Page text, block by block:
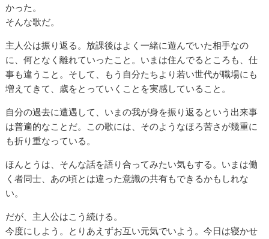
かった。
そんな歌だ。
主人公は振り返る。放課後はよく一緒に遊んでいた相手なの
に、何となく離れていったこと。いまは住んでるところも、仕
事も違うこと。そして、もう自分たちより若い世代が職場にも
増えてきて、歳をとっていくことを実感していること。
自分の過去に遭遇して、いまの我が身を振り返るという出来事
は普遍的なことだ。この歌には、そのようなほろ苦さが幾重に
も折り重なっている。
ほんとうは、そんな話を語り合ってみたい気もする。いまは働
く者同士、あの頃とは違った意識の共有もできるかもしれな
い。
だが、主人公はこう続ける。
今度にしよう。とりあえずお互い元気でいよう。今日は寝かせ